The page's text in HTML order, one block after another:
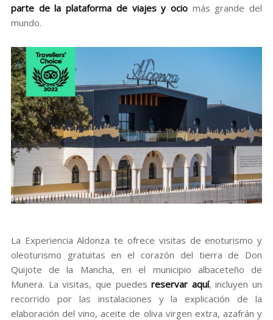
parte de la plataforma de viajes y ociomás grande del
mundo.
La Experiencia Aldonza te ofrece visitas de enoturismo y
oleoturismo gratuitas en el corazón del tierra de Don
Quijote de la Mancha, en el municipio albaceteño de
Munera. La visitas, que puedesreservar aquí, incluyen un
recorrido por las instalaciones y la explicación de la
elaboración del vino, aceite de oliva virgen extra, azafrán y